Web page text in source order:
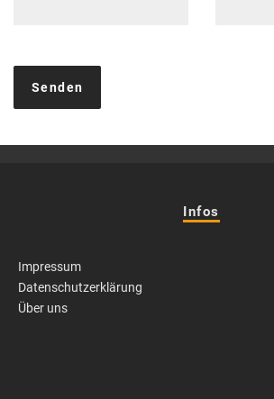
Infos
Impressum
Datenschutzerklärung
Über uns